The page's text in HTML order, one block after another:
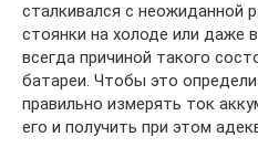
сталкивался с неожиданной
стоянки на холоде или даже
всегда причиной такого
батареи. Чтобы это
правильно измерять ток
его и получить при этом